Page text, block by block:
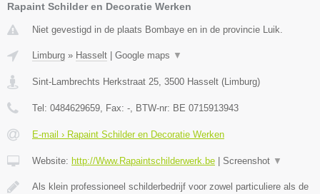
Rapaint Schilder en Decoratie Werken
Niet gevestigd in de plaats Bombaye en in de provincie Luik.
Limburg » Hasselt Google maps ▼
Sint-Lambrechts Herkstraat 25, 3500 Hasselt (Limburg)
Tel: 0484629659, Fax: -, BTW-nr: BE 0715913943
E-mail › Rapaint Schilder en Decoratie Werken
Website: http://Www.Rapaintschilderwerk.be Screenshot ▼
Als klein professioneel schilderbedrijf voor zowel particuliere als de